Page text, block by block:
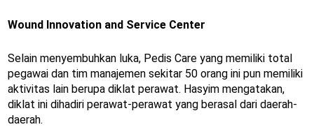
Wound Innovation and Service Center
Selain menyembuhkan luka, Pedis Care yang memiliki total
pegawai dan tim manajemen sekitar 50 orang ini pun memiliki
aktivitas lain berupa diklat perawat. Hasyim mengatakan,
diklat ini dihadiri perawat-perawat yang berasal dari daerah-
daerah.